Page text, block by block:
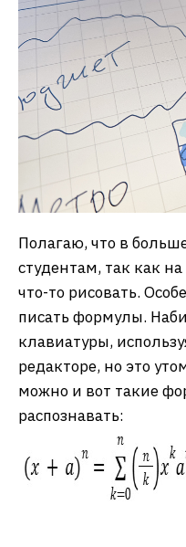
Полагаю, что в
студентам, так как
что-то рисовать.
писать формулы.
клавиатуры,
редакторе, но это
можно и вот такие
распознавать: